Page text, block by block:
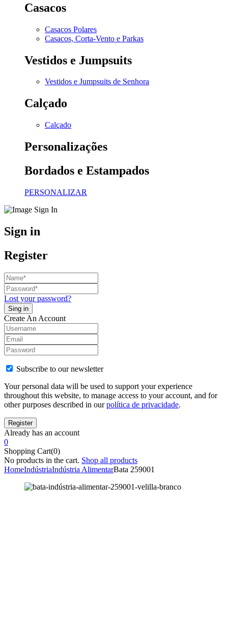
Casacos
Casacos Polares
Casacos, Corta-Vento e Parkas
Vestidos e Jumpsuits
Vestidos e Jumpsuits de Senhora
Calçado
Calçado
Personalizações
Bordados e Estampados
PERSONALIZAR
Sign in
Register
Lost your password?
Create An Account
Subscribe to our newsletter
Your personal data will be used to support your experience
throughout this website, to manage access to your account, and for
other purposes described in ourpolítica de privacidade.
Already has an account
0
Shopping Cart(0)
No products in the cart. Shop all products
HomeIndústriaIndústria AlimentarBata 259001